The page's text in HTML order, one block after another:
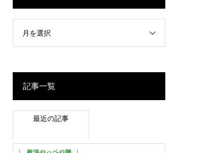
月を選択
記事一覧
最近の記事